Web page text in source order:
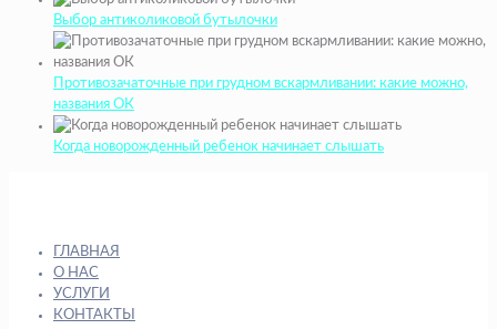
Выбор антиколиковой бутылочки
Противозачаточные при грудном вскармливании: какие можно,
названия ОК
Когда новорожденный ребенок начинает слышать
ГЛАВНАЯ
О НАС
УСЛУГИ
КОНТАКТЫ